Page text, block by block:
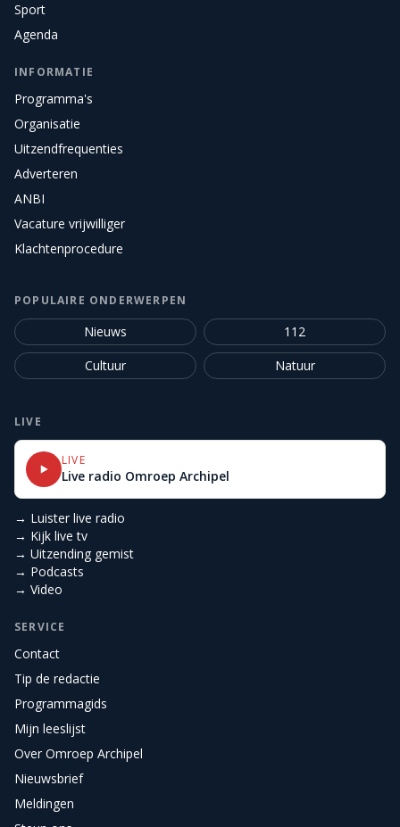
Sport
Agenda
INFORMATIE
Programma's
Organisatie
Uitzendfrequenties
Adverteren
ANBI
Vacature vrijwilliger
Klachtenprocedure
POPULAIRE ONDERWERPEN
Nieuws
112
Cultuur
Natuur
LIVE
LIVE
Live radio Omroep Archipel
→ Luister live radio
→ Kijk live tv
→ Uitzending gemist
→ Podcasts
→ Video
SERVICE
Contact
Tip de redactie
Programmagids
Mijn leeslijst
Over Omroep Archipel
Nieuwsbrief
Meldingen